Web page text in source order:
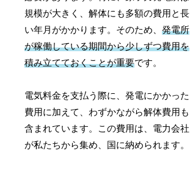
規模が大きく、解体にも多額の費用と長
い年月がかかります。そのため、発電所
が稼働している期間から少しずつ費用を
積み立てておくことが重要です。
電気料金を支払う際に、発電にかかった
費用に加えて、わずかながら解体費用も
含まれています。この費用は、電力会社
が私たちから集め、国に納められます。